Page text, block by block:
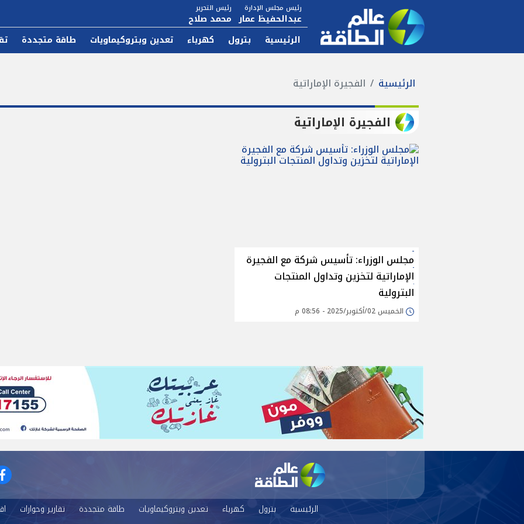
رئيس مجلس الإدارة
عبدالحفيظ عمار
رئيس التحرير
محمد صلاح
الرئيسية بترول كهرباء تعدين وبتروكيماويات طاقة متجددة
الرئيسية الفجيرة الإماراتية
الفجيرة الإماراتية
مجلس الوزراء: تأسيس شركة مع الفجيرة
الإماراتية لتخزين وتداول المنتجات
البترولية
الخميس 02/أكتوبر/2025 - 08:56 م
الرئيسية بترول كهرباء تعدين وبتروكيماويات طاقة متجددة تقارير وحوارات